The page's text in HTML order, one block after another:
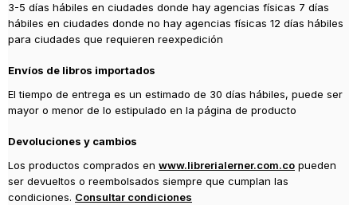
3-5 días hábiles en ciudades donde hay agencias físicas 7 días
hábiles en ciudades donde no hay agencias físicas 12 días hábiles
para ciudades que requieren reexpedición
Envíos de libros importados
El tiempo de entrega es un estimado de 30 días hábiles, puede ser
mayor o menor de lo estipulado en la página de producto
Devoluciones y cambios
Los productos comprados en www.librerialerner.com.co pueden
ser devueltos o reembolsados siempre que cumplan las
condiciones. Consultar condiciones